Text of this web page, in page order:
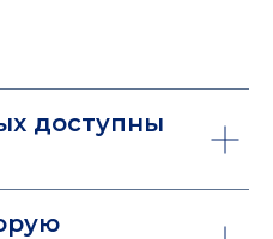
доступны